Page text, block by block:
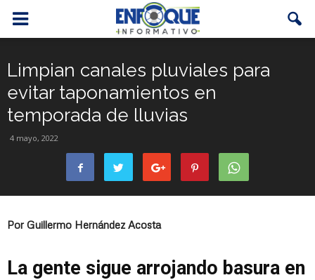
Limpian canales pluviales para
evitar taponamientos en
temporada de lluvias
4 mayo, 2022
Por Guillermo Hernández Acosta
La gente sigue arrojando basura en